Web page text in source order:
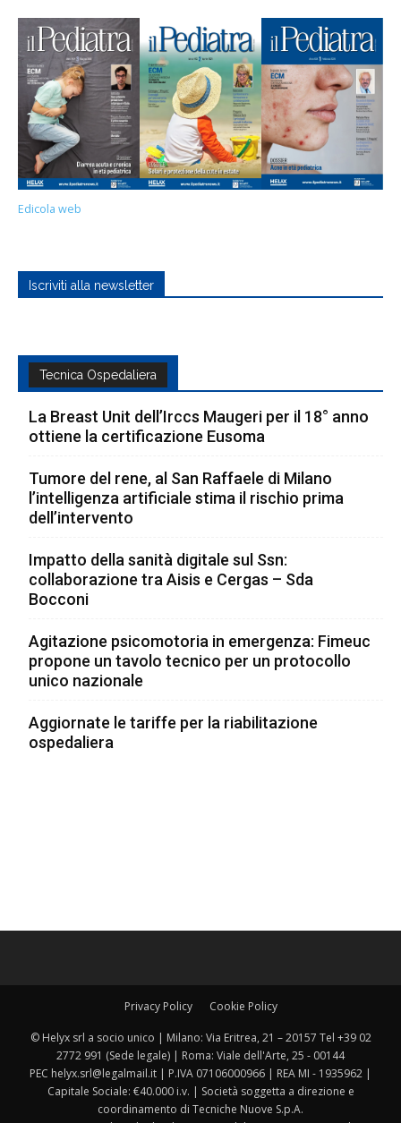
Edicola web
Iscriviti alla newsletter
Tecnica Ospedaliera
La Breast Unit dell’Irccs Maugeri per il 18° anno
ottiene la certificazione Eusoma
Tumore del rene, al San Raffaele di Milano
l’intelligenza artificiale stima il rischio prima
dell’intervento
Impatto della sanità digitale sul Ssn:
collaborazione tra Aisis e Cergas – Sda
Bocconi
Agitazione psicomotoria in emergenza: Fimeuc
propone un tavolo tecnico per un protocollo
unico nazionale
Aggiornate le tariffe per la riabilitazione
ospedaliera
Privacy Policy Cookie Policy
© Helyx srl a socio unico | Milano: Via Eritrea, 21 – 20157 Tel +39 02
2772 991 (Sede legale) | Roma: Viale dell'Arte, 25 - 00144
PEC helyx.srl@legalmail.it | P.IVA 07106000966 | REA MI - 1935962 |
Capitale Sociale: €40.000 i.v. | Società soggetta a direzione e
coordinamento di Tecniche Nuove S.p.A.